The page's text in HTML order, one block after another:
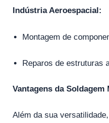
Indústria Aeroespacial:
Montagem de
Reparos de estruturas
Vantagens da Soldagem
Além da sua